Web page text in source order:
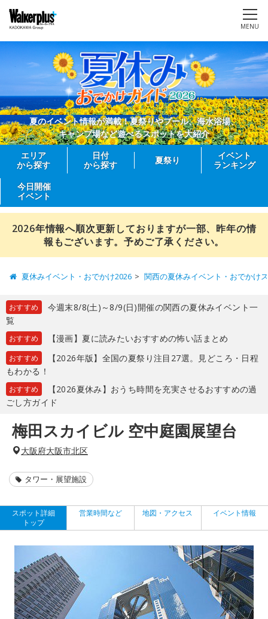
MENU
夏のイベント情報が満載！夏祭りやプール、海水浴場、
キャンプ場など遊べるスポットを大紹介
エリア
から探す
日付
から探す
夏祭り
イベント
ランキング
今日開催
イベント
2026年情報へ順次更新しておりますが一部、昨年の情
報もございます。予めご了承ください。
夏休みイベント・おでかけ2026 関西の夏休みイベント・おでかけ
おすすめ
今週末8/8(土)～8/9(日)開催の関西の夏休みイベント一
覧
おすすめ 【漫画】夏に読みたいおすすめの怖い話まとめ
おすすめ
【2026年版】全国の夏祭り注目27選。見どころ・日程
もわかる！
おすすめ
【2026夏休み】おうち時間を充実させるおすすめの過
ごし方ガイド
梅田スカイビル 空中庭園展望台
大阪府大阪市北区
タワー・展望施設
スポット詳細
トップ
営業時間など 地図・アクセス イベント情報